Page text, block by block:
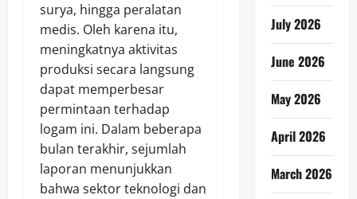
surya, hingga peralatan
medis. Oleh karena itu,
meningkatnya aktivitas
produksi secara langsung
dapat memperbesar
permintaan terhadap
logam ini. Dalam beberapa
bulan terakhir, sejumlah
laporan menunjukkan
bahwa sektor teknologi dan
July 2026
June 2026
May 2026
April 2026
March 2026